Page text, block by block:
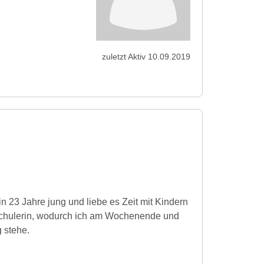
zuletzt Aktiv 10.09.2019
23 Jahre jung und liebe es Zeit mit Kindern
wodurch ich am Wochenende und
stehe.